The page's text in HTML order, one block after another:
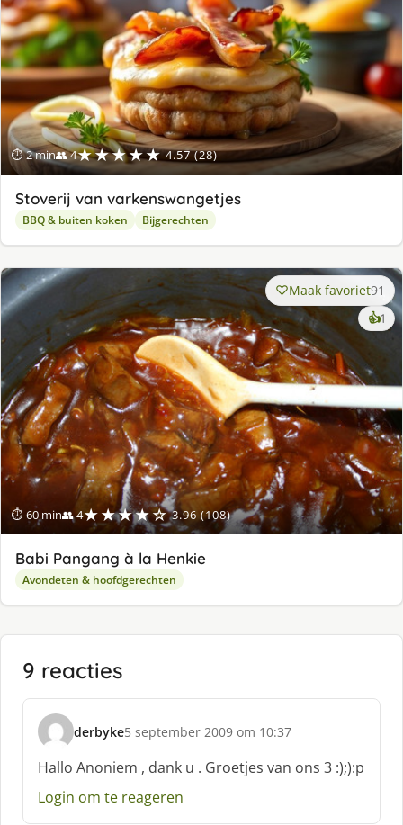
⏱ 2 min👥 4★★★★★ 4.57 (28)
Stoverij van varkenswangetjes
BBQ & buiten koken Bijgerechten
⏱ 60 min👥 4★★★★☆ 3.96 (108)
Maak favoriet91
👍1
Babi Pangang à la Henkie
Avondeten & hoofdgerechten
9 reacties
derbyke
s
c
h
r
5 september 2009 om 10:37
Hallo Anoniem , dank u . Groetjes van ons 3 :);):p
Login om te reageren